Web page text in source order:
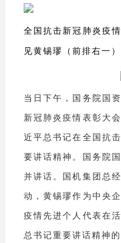
全国抗击新冠肺炎疫
见黄锡璆（前排右一
当日下午，国务院国
新冠肺炎疫情表彰大
近平总书记在全国抗
要讲话精神。国务院
并讲话。国机集团总
动，黄锡璆作为中央
疫情先进个人代表在
总书记重要讲话精神的